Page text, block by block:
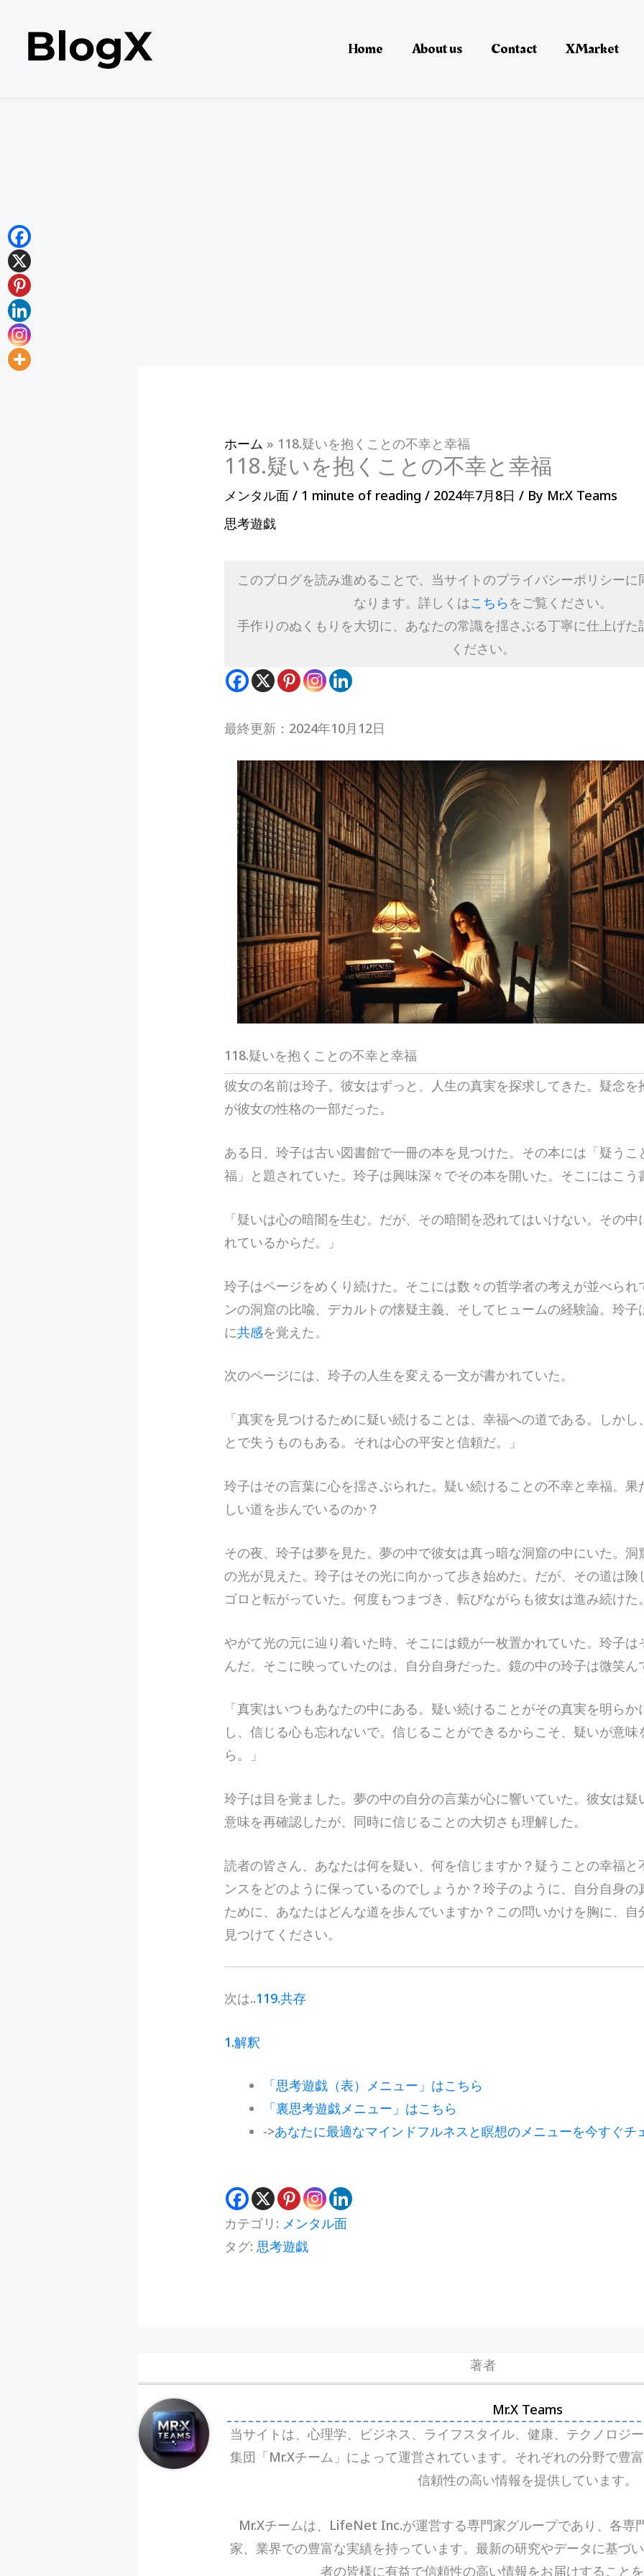
キ
Home About us Contact XMarket
ホーム » 118.疑いを抱くことの不幸と幸福
118.疑いを抱くことの不幸と幸福
メンタル面 / 1 minute of reading / 2024年7月8日/ By Mr.X Teams
思考遊戯
このブログを読み進めることで、当サイトのプライバシーポリシーに
なります。詳しくはこちら をご覧ください。
手作りのぬくもりを大切に、あなたの常識を揺さぶる丁寧に仕上げた
ください。
最終更新：2024年10月12日
118.疑いを抱くことの不幸と幸福
彼女の名前は玲子。彼女はずっと、人生の真実を探求してきた。疑念を
が彼女の性格の一部だった。
ある日、玲子は古い図書館で一冊の本を見つけた。その本には「疑うこ
福」と題されていた。玲子は興味深々でその本を開いた。そこにはこう
「疑いは心の暗闇を生む。だが、その暗闇を恐れてはいけない。その
れているからだ。」
玲子はページをめくり続けた。そこには数々の哲学者の考えが並べられ
ンの洞窟の比喩、デカルトの懐疑主義、そしてヒュームの経験論。玲子
に共感を覚えた。
次のページには、玲子の人生を変える一文が書かれていた。
「真実を見つけるために疑い続けることは、幸福への道である。しか
とで失うものもある。それは心の平安と信頼だ。」
玲子はその言葉に心を揺さぶられた。疑い続けることの不幸と幸福。果
しい道を歩んでいるのか？
その夜、玲子は夢を見た。夢の中で彼女は真っ暗な洞窟の中にいた。洞
の光が見えた。玲子はその光に向かって歩き始めた。だが、その道は険
ゴロと転がっていた。何度もつまづき、転びながらも彼女は進み続けた
やがて光の元に辿り着いた時、そこには鏡が一枚置かれていた。玲子は
んだ。そこに映っていたのは、自分自身だった。鏡の中の玲子は微笑ん
「真実はいつもあなたの中にある。疑い続けることがその真実を明ら
し、信じる心も忘れないで。信じることができるからこそ、疑いが意味
ら。」
玲子は目を覚ました。夢の中の自分の言葉が心に響いていた。彼女は疑
意味を再確認したが、同時に信じることの大切さも理解した。
読者の皆さん、あなたは何を疑い、何を信じますか？疑うことの幸福と
ンスをどのように保っているのでしょうか？玲子のように、自分自身の
ために、あなたはどんな道を歩んでいますか？この問いかけを胸に、自
見つけてください。
次は..119.共存
1.解釈
「思考遊戯（表）メニュー」はこちら
「裏思考遊戯メニュー」はこちら
->あなたに最適なマインドフルネスと瞑想のメニューを今すぐチ
カテゴリ: メンタル面
タグ:思考遊戯
著者
Mr.X Teams
当サイトは、心理学、ビジネス、ライフスタイル、健康、テクノロジ
集団「Mr.Xチーム」によって運営されています。それぞれの分野で豊
信頼性の高い情報を提供しています。
Mr.Xチームは、LifeNet Inc.が運営する専門家グループであり、各専
家、業界での豊富な実績を持っています。最新の研究やデータに基づ
者の皆様に有益で信頼性の高い情報をお届けすること